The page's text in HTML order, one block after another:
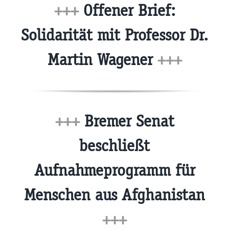
+++Offener Brief:
Solidarität mit Professor Dr.
Martin Wagener+++
+++Bremer Senat
beschließt
Aufnahmeprogramm für
Menschen aus Afghanistan
+++